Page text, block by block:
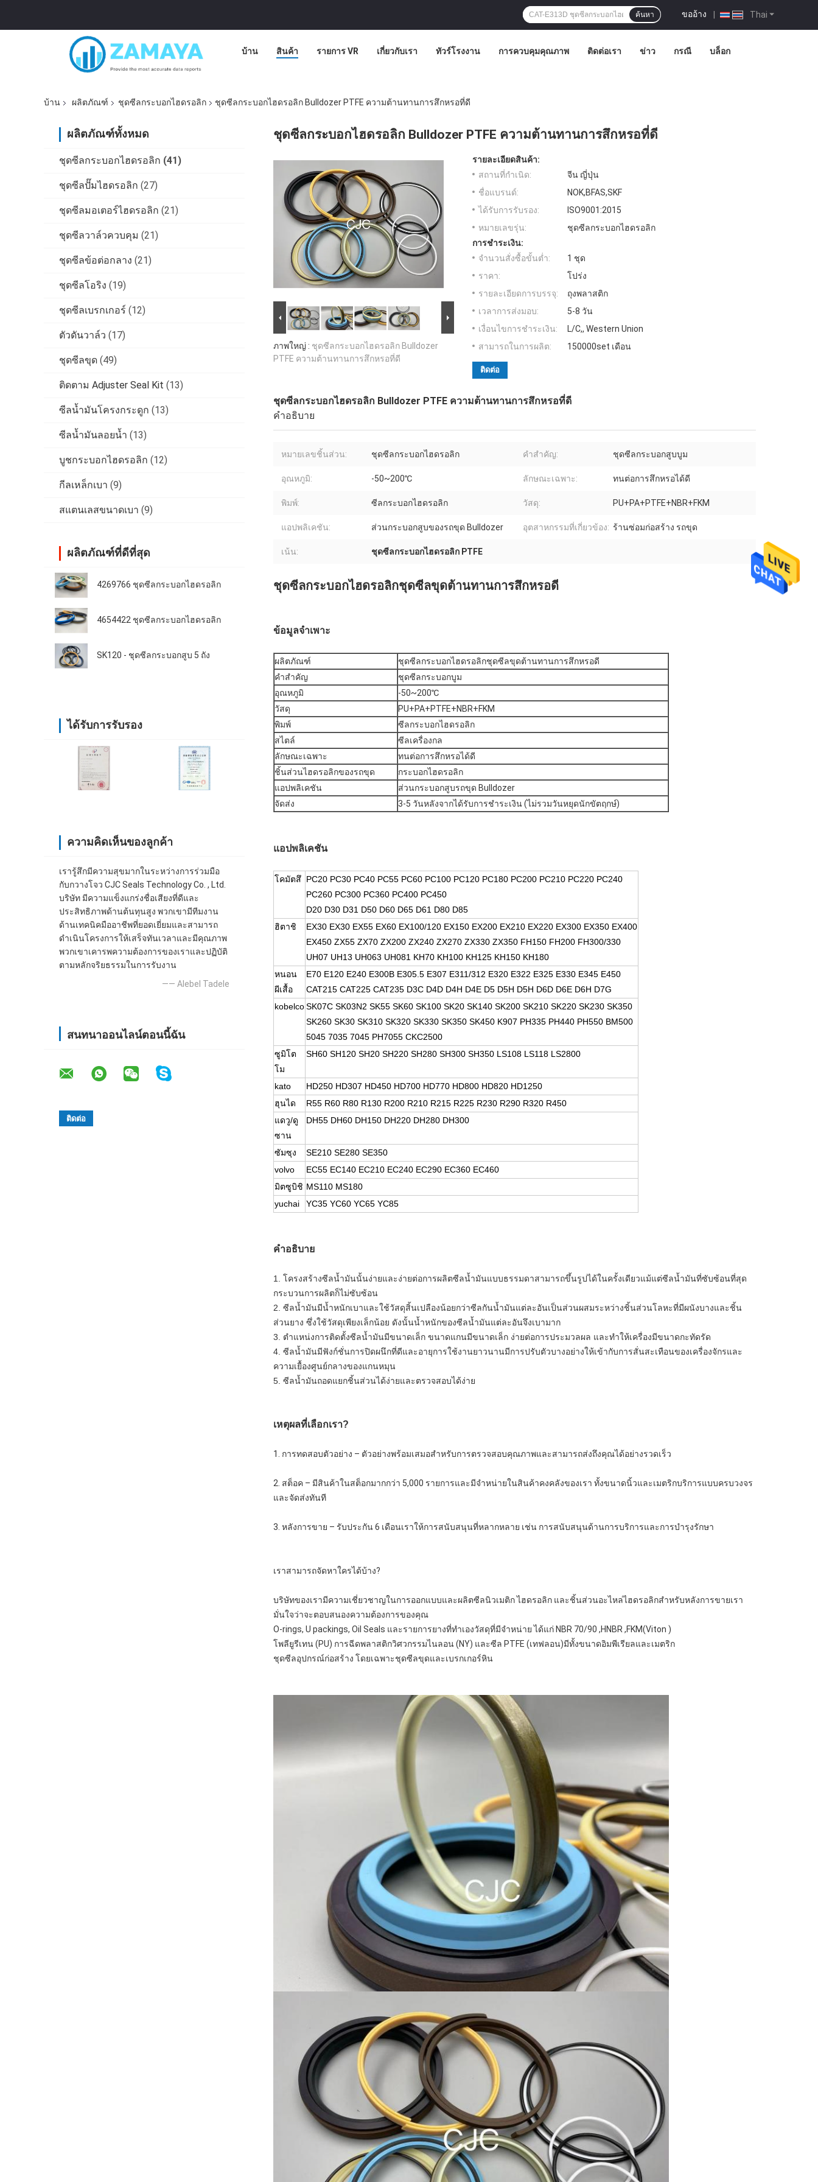
Thai
ขออ้าง |
ค้นหา
บ้าน สินค้า รายการ VR เกี่ยวกับเรา ทัวร์โรงงาน การควบคุมคุณภาพ ติดต่อเรา ข่าว กรณี บล็อก
บ้าน ผลิตภัณฑ์ ชุดซีลกระบอกไฮดรอลิก ชุดซีลกระบอกไฮดรอลิก Bulldozer PTFE ความต้านทานการสึกหรอที่ดี
ผลิตภัณฑ์ทั้งหมด
ชุดซีลกระบอกไฮดรอลิก (41)
ชุดซีลปั๊มไฮดรอลิก (27)
ชุดซีลมอเตอร์ไฮดรอลิก (21)
ชุดซีลวาล์วควบคุม (21)
ชุดซีลข้อต่อกลาง (21)
ชุดซีลโอริง (19)
ชุดซีลเบรกเกอร์ (12)
ตัวดันวาล์ว (17)
ชุดซีลขุด (49)
ติดตาม Adjuster Seal Kit (13)
ซีลน้ำมันโครงกระดูก (13)
ซีลน้ำมันลอยน้ำ (13)
บูชกระบอกไฮดรอลิก (12)
กีลเหล็กเบา (9)
สแตนเลสขนาดเบา (9)
ผลิตภัณฑ์ที่ดีที่สุด
4269766 ชุดซีลกระบอกไฮดรอลิก
4654422 ชุดซีลกระบอกไฮดรอลิก
SK120 - ชุดซีลกระบอกสูบ 5 ถัง
ได้รับการรับรอง
ความคิดเห็นของลูกค้า
เรารู้สึกมีความสุขมากในระหว่างการร่วมมือ
กับกวางโจว CJC Seals Technology Co. , Ltd.
บริษัท มีความแข็งแกร่งชื่อเสียงที่ดีและ
ประสิทธิภาพด้านต้นทุนสูง พวกเขามีทีมงาน
ด้านเทคนิคมืออาชีพที่ยอดเยี่ยมและสามารถ
ดำเนินโครงการให้เสร็จทันเวลาและมีคุณภาพ
พวกเขาเคารพความต้องการของเราและปฏิบัติ
ตามหลักจริยธรรมในการรับงาน
—— Alebel Tadele
สนทนาออนไลน์ตอนนี้ฉัน
ชุดซีลกระบอกไฮดรอลิก Bulldozer PTFE ความต้านทานการสึกหรอที่ดี
ภาพใหญ่ : ชุดซีลกระบอกไฮดรอลิก Bulldozer
PTFE ความต้านทานการสึกหรอที่ดี
รายละเอียดสินค้า:
สถานที่กำเนิด:
จีน ญี่ปุ่น
ชื่อแบรนด์:
NOK,BFAS,SKF
ได้รับการรับรอง:
ISO9001:2015
หมายเลขรุ่น:
ชุดซีลกระบอกไฮดรอลิก
การชำระเงิน:
จำนวนสั่งซื้อขั้นต่ำ:
1 ชุด
ราคา:
โปร่ง
รายละเอียดการบรรจุ:
ถุงพลาสติก
เวลาการส่งมอบ:
5-8 วัน
เงื่อนไขการชำระเงิน:
L/C,, Western Union
สามารถในการผลิต:
150000set เดือน
ติดต่อ
ชุดซีลกระบอกไฮดรอลิก Bulldozer PTFE ความต้านทานการสึกหรอที่ดี
คำอธิบาย
หมายเลขชิ้นส่วน: ชุดซีลกระบอกไฮดรอลิก คำสำคัญ: ชุดซีลกระบอกสูบบูม
อุณหภูมิ: -50~200℃ ลักษณะเฉพาะ: ทนต่อการสึกหรอได้ดี
พิมพ์: ซีลกระบอกไฮดรอลิก วัสดุ: PU+PA+PTFE+NBR+FKM
แอปพลิเคชัน: ส่วนกระบอกสูบของรถขุด Bulldozer อุตสาหกรรมที่เกี่ยวข้อง: ร้านซ่อมก่อสร้าง รถขุด
เน้น: ชุดซีลกระบอกไฮดรอลิก PTFE
ชุดซีลกระบอกไฮดรอลิกชุดซีลขุดต้านทานการสึกหรอดี
ข้อมูลจำเพาะ
ผลิตภัณฑ์
ชุดซีลกระบอกไฮดรอลิกชุดซีลขุดต้านทานการสึกหรอดี
คำสำคัญ
ชุดซีลกระบอกบูม
อุณหภูมิ
-50~200℃
วัสดุ
PU+PA+PTFE+NBR+FKM
พิมพ์
ซีลกระบอกไฮดรอลิก
สไตล์
ซีลเครื่องกล
ลักษณะเฉพาะ
ทนต่อการสึกหรอได้ดี
ชิ้นส่วนไฮดรอลิกของรถขุด
กระบอกไฮดรอลิก
แอปพลิเคชัน
ส่วนกระบอกสูบรถขุด Bulldozer
จัดส่ง
3-5 วันหลังจากได้รับการชำระเงิน (ไม่รวมวันหยุดนักขัตฤกษ์)
แอปพลิเคชัน
โคมัตสึ PC20 PC30 PC40 PC55 PC60 PC100 PC120 PC180 PC200 PC210 PC220 PC240
PC260 PC300 PC360 PC400 PC450
D20 D30 D31 D50 D60 D65 D61 D80 D85
ฮิตาชิ
EX30 EX30 EX55 EX60 EX100/120 EX150 EX200 EX210 EX220 EX300 EX350 EX400
EX450 ZX55 ZX70 ZX200 ZX240 ZX270 ZX330 ZX350 FH150 FH200 FH300/330
UH07 UH13 UH063 UH081 KH70 KH100 KH125 KH150 KH180
หนอน
ผีเสื้อ
E70 E120 E240 E300B E305.5 E307 E311/312 E320 E322 E325 E330 E345 E450
CAT215 CAT225 CAT235 D3C D4D D4H D4E D5 D5H D5H D6D D6E D6H D7G
kobelcoSK07C SK03N2 SK55 SK60 SK100 SK20 SK140 SK200 SK210 SK220 SK230 SK350
SK260 SK30 SK310 SK320 SK330 SK350 SK450 K907 PH335 PH440 PH550 BM500
5045 7035 7045 PH7055 CKC2500
ซูมิโต
โม
SH60 SH120 SH20 SH220 SH280 SH300 SH350 LS108 LS118 LS2800
kato
HD250 HD307 HD450 HD700 HD770 HD800 HD820 HD1250
ฮุนได
R55 R60 R80 R130 R200 R210 R215 R225 R230 R290 R320 R450
แดวู/ดู
ซาน
DH55 DH60 DH150 DH220 DH280 DH300
ซัมซุง
SE210 SE280 SE350
volvo
EC55 EC140 EC210 EC240 EC290 EC360 EC460
มิตซูบิชิ MS110 MS180
yuchai
YC35 YC60 YC65 YC85
คำอธิบาย
1. โครงสร้างซีลน้ำมันนั้นง่ายและง่ายต่อการผลิตซีลน้ำมันแบบธรรมดาสามารถขึ้นรูปได้ในครั้งเดียวแม้แต่ซีลน้ำมันที่ซับซ้อนที่สุด
กระบวนการผลิตก็ไม่ซับซ้อน
2. ซีลน้ำมันมีน้ำหนักเบาและใช้วัสดุสิ้นเปลืองน้อยกว่าซีลกันน้ำมันแต่ละอันเป็นส่วนผสมระหว่างชิ้นส่วนโลหะที่มีผนังบางและชิ้น
ส่วนยาง ซึ่งใช้วัสดุเพียงเล็กน้อย ดังนั้นน้ำหนักของซีลน้ำมันแต่ละอันจึงเบามาก
3. ตำแหน่งการติดตั้งซีลน้ำมันมีขนาดเล็ก ขนาดแกนมีขนาดเล็ก ง่ายต่อการประมวลผล และทำให้เครื่องมีขนาดกะทัดรัด
4. ซีลน้ำมันมีฟังก์ชั่นการปิดผนึกที่ดีและอายุการใช้งานยาวนานมีการปรับตัวบางอย่างให้เข้ากับการสั่นสะเทือนของเครื่องจักรและ
ความเยื้องศูนย์กลางของแกนหมุน
5. ซีลน้ำมันถอดแยกชิ้นส่วนได้ง่ายและตรวจสอบได้ง่าย
เหตุผลที่เลือกเรา?
1. การทดสอบตัวอย่าง – ตัวอย่างพร้อมเสมอสำหรับการตรวจสอบคุณภาพและสามารถส่งถึงคุณได้อย่างรวดเร็ว
2. สต็อค – มีสินค้าในสต็อกมากกว่า 5,000 รายการและมีจำหน่ายในสินค้าคงคลังของเรา ทั้งขนาดนิ้วและเมตริกบริการแบบครบวงจร
และจัดส่งทันที
3. หลังการขาย – รับประกัน 6 เดือนเราให้การสนับสนุนที่หลากหลาย เช่น การสนับสนุนด้านการบริการและการบำรุงรักษา
เราสามารถจัดหาใครได้บ้าง?
บริษัทของเรามีความเชี่ยวชาญในการออกแบบและผลิตซีลนิวเมติก ไฮดรอลิก และชิ้นส่วนอะไหล่ไฮดรอลิกสำหรับหลังการขายเรา
มั่นใจว่าจะตอบสนองความต้องการของคุณ
O-rings, U packings, Oil Seals และรายการยางที่ทำเองวัสดุที่มีจำหน่าย ได้แก่ NBR 70/90 ,HNBR ,FKM(Viton )
โพลียูรีเทน (PU) การฉีดพลาสติกวิศวกรรมไนลอน (NY) และซีล PTFE (เทฟลอน)มีทั้งขนาดอิมพีเรียลและเมตริก
ชุดซีลอุปกรณ์ก่อสร้าง โดยเฉพาะชุดซีลขุดและเบรกเกอร์หิน